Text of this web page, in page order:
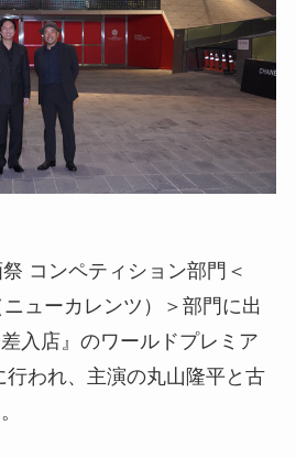
コンペティション部門＜
ューカレンツ）＞部門に出
入店』のワールドプレミア
われ、主演の丸山隆平と古